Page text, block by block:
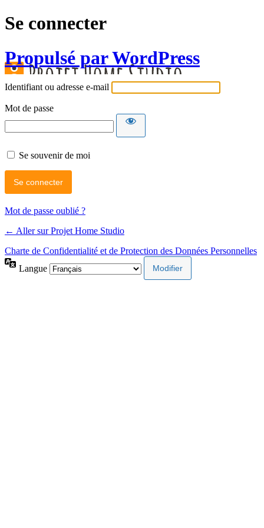
Se connecter
Propulsé par WordPress
Identifiant ou adresse e-mail
Mot de passe
Se souvenir de moi
Mot de passe oublié ?
← Aller sur Projet Home Studio
Charte de Confidentialité et de Protection des Données Personnelles
Langue